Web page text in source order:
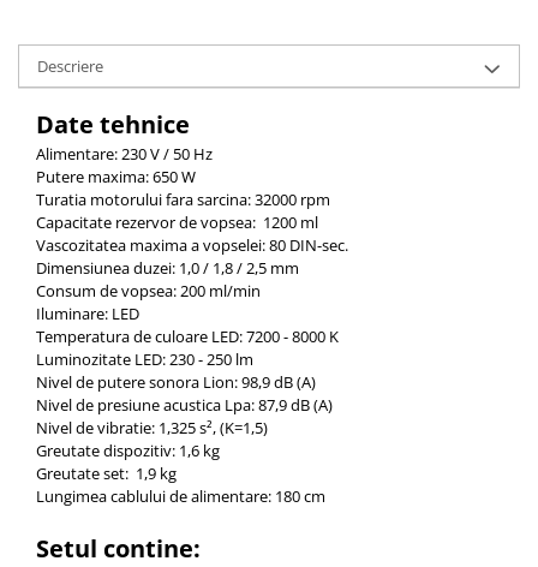
Descriere
Date tehnice
Alimentare: 230 V / 50 Hz
Putere maxima: 650 W
Turatia motorului fara sarcina: 32000 rpm
Capacitate rezervor de vopsea: 1200 ml
Vascozitatea maxima a vopselei: 80 DIN-sec.
Dimensiunea duzei: 1,0 / 1,8 / 2,5 mm
Consum de vopsea: 200 ml/min
Iluminare: LED
Temperatura de culoare LED: 7200 - 8000 K
Luminozitate LED: 230 - 250 lm
Nivel de putere sonora Lion: 98,9 dB (A)
Nivel de presiune acustica Lpa: 87,9 dB (A)
Nivel de vibratie: 1,325 s², (K=1,5)
Greutate dispozitiv: 1,6 kg
Greutate set: 1,9 kg
Lungimea cablului de alimentare: 180 cm
Setul contine: